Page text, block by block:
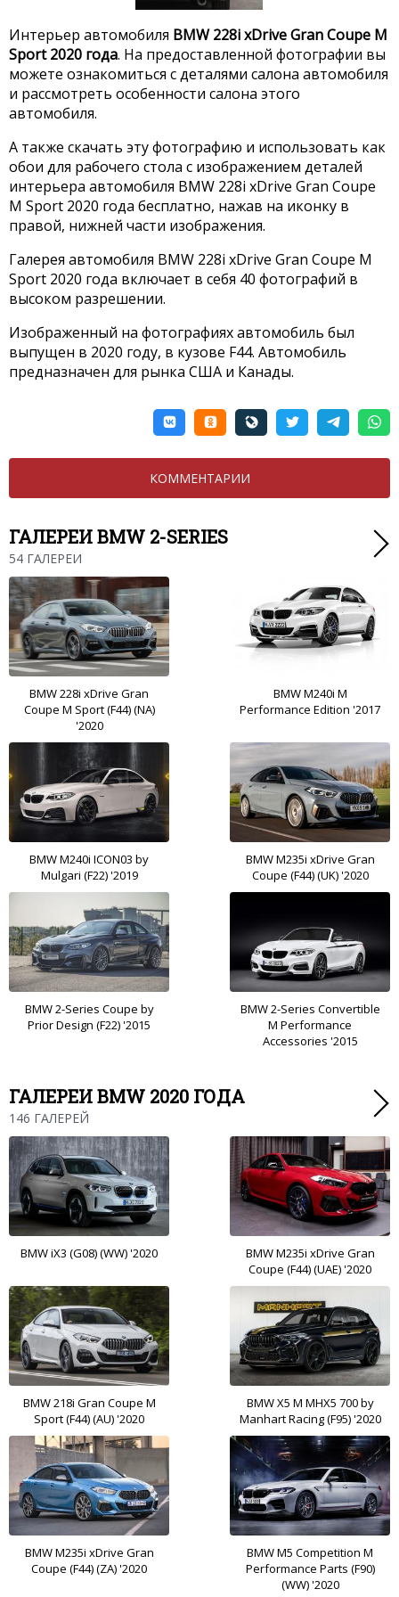
Интерьер автомобиля BMW 228i xDrive Gran Coupe M
Sport 2020 года. На предоставленной фотографии вы
можете ознакомиться с деталями салона автомобиля
и рассмотреть особенности салона этого
автомобиля.
А также скачать эту фотографию и использовать как
обои для рабочего стола с изображением деталей
интерьера автомобиля BMW 228i xDrive Gran Coupe
M Sport 2020 года бесплатно, нажав на иконку в
правой, нижней части изображения.
Галерея автомобиля BMW 228i xDrive Gran Coupe M
Sport 2020 года включает в себя 40 фотографий в
высоком разрешении.
Изображенный на фотографиях автомобиль был
выпущен в 2020 году, в кузове F44. Автомобиль
предназначен для рынка США и Канады.
КОММЕНТАРИИ
ГАЛЕРЕИ BMW 2-SERIES
54 ГАЛЕРЕИ
BMW 228i xDrive Gran
Coupe M Sport (F44) (NA)
'2020
BMW M240i M
Performance Edition '2017
BMW M240i ICON03 by
Mulgari (F22) '2019
BMW M235i xDrive Gran
Coupe (F44) (UK) '2020
BMW 2-Series Coupe by
Prior Design (F22) '2015
BMW 2-Series Convertible
M Performance
Accessories '2015
ГАЛЕРЕИ BMW 2020 ГОДА
146 ГАЛЕРЕЙ
BMW iX3 (G08) (WW) '2020
BMW M235i xDrive Gran
Coupe (F44) (UAE) '2020
BMW 218i Gran Coupe M
Sport (F44) (AU) '2020
BMW X5 M MHX5 700 by
Manhart Racing (F95) '2020
BMW M235i xDrive Gran
Coupe (F44) (ZA) '2020
BMW M5 Competition M
Performance Parts (F90)
(WW) '2020